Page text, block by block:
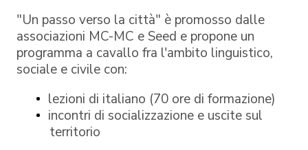
"Un passo verso la città" è promosso dalle
associazioni MC-MC e Seed e propone un
programma a cavallo fra l'ambito linguistico,
sociale e civile con:
lezioni di italiano (70 ore di formazione)
incontri di socializzazione e uscite sul
territorio